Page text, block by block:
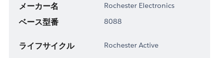
メーカー名 Rochester Electronics
ベース型番 8088
ライフサイクル Rochester Active